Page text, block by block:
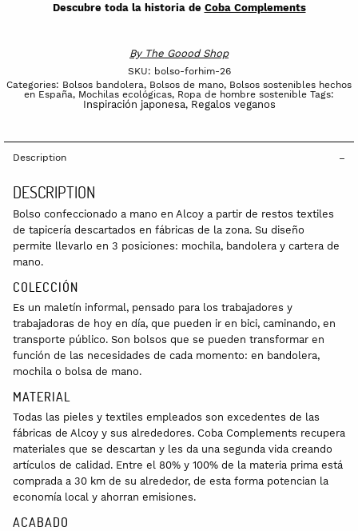
Descubre toda la historia de Coba Complements
By The Goood Shop
SKU: bolso-forhim-26
Categories: Bolsos bandolera, Bolsos de mano, Bolsos sostenibles hechos
en España, Mochilas ecológicas, Ropa de hombre sostenible Tags:
Inspiración japonesa, Regalos veganos
Description
DESCRIPTION
Bolso confeccionado a mano en Alcoy a partir de restos textiles
de tapicería descartados en fábricas de la zona. Su diseño
permite llevarlo en 3 posiciones: mochila, bandolera y cartera de
mano.
COLECCIÓN
Es un maletín informal, pensado para los trabajadores y
trabajadoras de hoy en día, que pueden ir en bici, caminando, en
transporte público. Son bolsos que se pueden transformar en
función de las necesidades de cada momento: en bandolera,
mochila o bolsa de mano.
MATERIAL
Todas las pieles y textiles empleados son excedentes de las
fábricas de Alcoy y sus alrededores. Coba Complements recupera
materiales que se descartan y les da una segunda vida creando
artículos de calidad. Entre el 80% y 100% de la materia prima está
comprada a 30 km de su alrededor, de esta forma potencian la
economía local y ahorran emisiones.
ACABADO